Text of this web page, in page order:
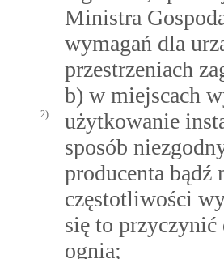
Ministra
wymagań dla
przestrzeniach
b) w miejscach
2)
użytkowanie
sposób
producenta
częstotliwości
się to przyczynić
ognia;